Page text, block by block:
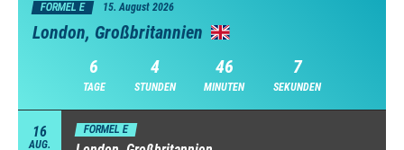
FORMEL E 15. August 2026
London, Großbritannien
6
TAGE
4
STUNDEN
46
MINUTEN
6
SEKUNDEN
16
AUG.
FORMEL E